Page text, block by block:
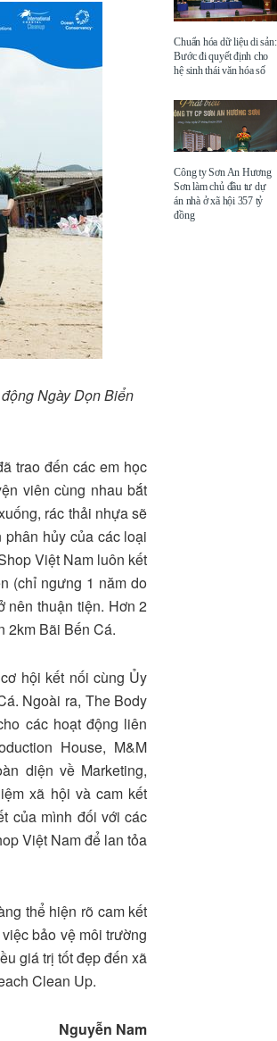
Ngày Dọn Biển
trao đến các em học
viên cùng nhau bắt
rác thải nhựa sẽ
hủy của các loại
Việt Nam luôn kết
(chỉ ngưng 1 năm do
nên thuận tiện. Hơn 2
2km Bãi Bến Cá.
hội kết nối cùng Ủy
Ngoài ra, The Body
các hoạt động liên
House, M&M
diện về Marketing,
xã hội và cam kết
của mình đối với các
Việt Nam để lan tỏa
thể hiện rõ cam kết
bảo vệ môi trường
giá trị tốt đẹp đến xã
Clean Up.
Nguyễn Nam
Chuẩn hóa dữ liệu di sản:
Bước đi quyết định cho
hệ sinh thái văn hóa số
Công ty Sơn An Hương
Sơn làm chủ đầu tư dự
án nhà ở xã hội 357 tỷ
đồng